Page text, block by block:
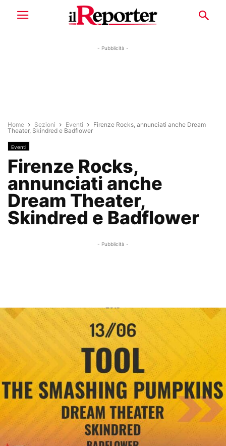
- Pubblicità -
Home Sezioni Eventi
Firenze Rocks, annunciati anche Dream
Theater, Skindred e Badflower
Eventi
Firenze Rocks,
annunciati anche
Dream Theater,
Skindred e Badflower
- Pubblicità -